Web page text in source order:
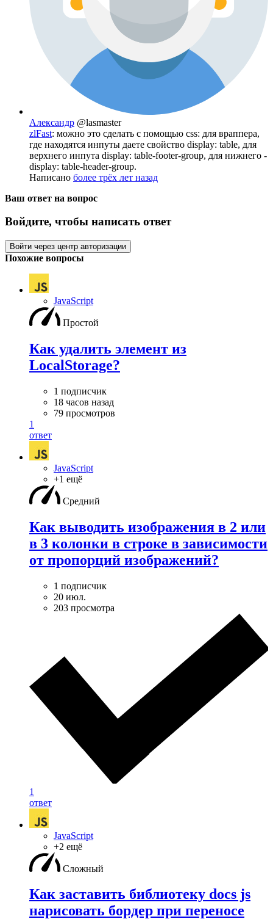
Александр @lasmaster
zlFast: можно это сделать с помощью css: для враппера,
где находятся инпуты даете свойство display: table, для
верхнего инпута display: table-footer-group, для нижнего -
display: table-header-group.
Написано более трёх лет назад
Ваш ответ на вопрос
Войдите, чтобы написать ответ
Войти через центр авторизации
Похожие вопросы
JavaScript
Простой
Как удалить элемент из
LocalStorage?
1 подписчик
18 часов назад
79 просмотров
1
ответ
JavaScript
+1 ещё
Средний
Как выводить изображения в 2 или
в 3 колонки в строке в зависимости
от пропорций изображений?
1 подписчик
20 июл.
203 просмотра
1
ответ
JavaScript
+2 ещё
Сложный
Как заставить библиотеку docs js
нарисовать бордер при переносе